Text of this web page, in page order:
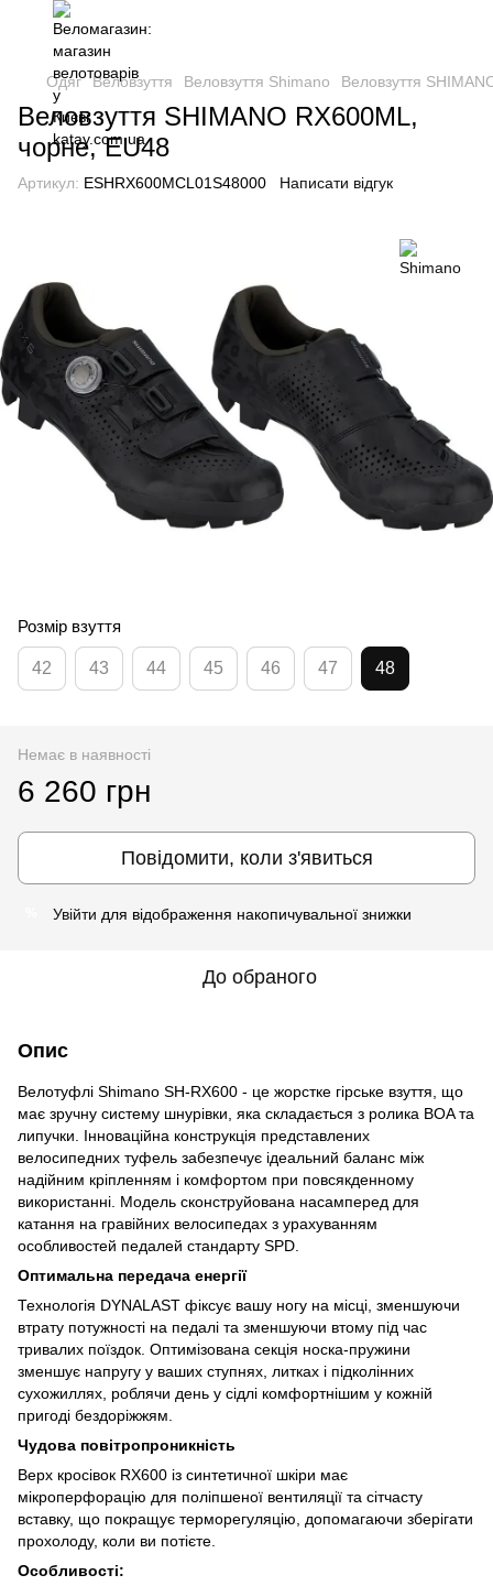
Одяг Веловзуття Веловзуття Shimano Веловзуття
Веловзуття SHIMANO RX600ML,
чорне, EU48
Артикул: ESHRX600MCL01S48000 Написати відгук
Розмір взуття
42 43 44 45 46 47 48
Немає в наявності
6 260 грн
Повідомити, коли з'явиться
Увійти для відображення накопичувальної знижки
До обраного
Опис
Велотуфлі Shimano SH-RX600 - це жорстке гірське взуття, що
має зручну систему шнурівки, яка складається з ролика BOA та
липучки. Інноваційна конструкція представлених
велосипедних туфель забезпечує ідеальний баланс між
надійним кріпленням і комфортом при повсякденному
використанні. Модель сконструйована насамперед для
катання на гравійних велосипедах з урахуванням
особливостей педалей стандарту SPD.
Оптимальна передача енергії
Технологія DYNALAST фіксує вашу ногу на місці, зменшуючи
втрату потужності на педалі та зменшуючи втому під час
тривалих поїздок. Оптимізована секція носка-пружини
зменшує напругу у ваших ступнях, литках і підколінних
сухожиллях, роблячи день у сідлі комфортнішим у кожній
пригоді бездоріжжям.
Чудова повітропроникність
Верх кросівок RX600 із синтетичної шкіри має
мікроперфорацію для поліпшеної вентиляції та сітчасту
вставку, що покращує терморегуляцію, допомагаючи зберігати
прохолоду, коли ви потієте.
Особливості: